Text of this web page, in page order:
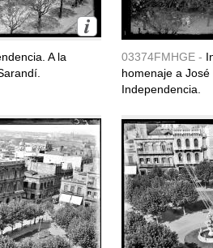
A la
03374FMHGE -
homenaje a
Independencia.